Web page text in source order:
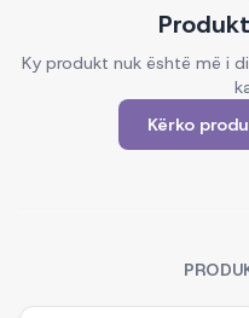
Ky produkt nuk është më i
Kërko